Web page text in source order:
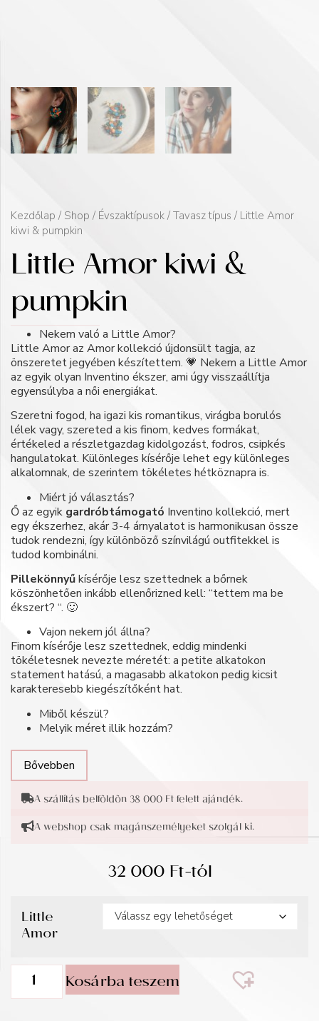
Kezdőlap / Shop / Évszaktípusok / Tavasz típus / Little Amor
kiwi & pumpkin
Little Amor kiwi &
pumpkin
Nekem való a Little Amor?
Little Amor az Amor kollekció újdonsült tagja, az
önszeretet jegyében készítettem. 💗 Nekem a Little Amor
az egyik olyan Inventino ékszer, ami úgy visszaállítja
egyensúlyba a női energiákat.
Szeretni fogod, ha igazi kis romantikus, virágba borulós
lélek vagy, szereted a kis finom, kedves formákat,
értékeled a részletgazdag kidolgozást, fodros, csipkés
hangulatokat. Különleges kísérője lehet egy különleges
alkalomnak, de szerintem tökéletes hétköznapra is.
Miért jó választás?
Ő az egyik gardróbtámogató Inventino kollekció, mert
egy ékszerhez, akár 3-4 árnyalatot is harmonikusan össze
tudok rendezni, így különböző színvilágú outfitekkel is
tudod kombinálni.
Pillekönnyűkísérője lesz szettednek a bőrnek
köszönhetően inkább ellenőrizned kell: “tettem ma be
ékszert? “. 🙂
Vajon nekem jól állna?
Finom kísérője lesz szettednek, eddig mindenki
tökéletesnek nevezte méretét: a petite alkatokon
statement hatású, a magasabb alkatokon pedig kicsit
karakteresebb kiegészítőként hat.
Miből készül?
Melyik méret illik hozzám?
Bővebben
A szállítás belföldön 38 000 Ft felett ajándék.
A webshop csak magánszemélyeket szolgál ki.
32 000Ft-tól
Little
Amor
Kosárba teszem